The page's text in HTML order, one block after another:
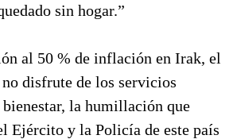
sin hogar.”
al 50 % de inflación en Irak, el
disfrute de los servicios
la humillación que
Ejército y la Policía de este país